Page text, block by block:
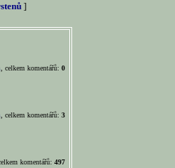
]
, celkem komentářů: 0
, celkem komentářů: 3
komentářů: 497